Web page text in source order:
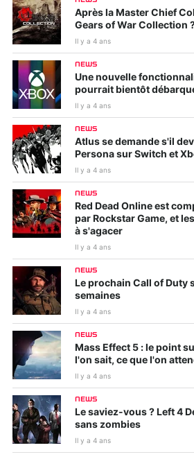
Après la Master Chief
Gears of War Collection
Il y a 4 ans
NEWS
Une nouvelle
pourrait bientôt
Il y a 4 ans
NEWS
Atlus se demande s'il
Persona sur Switch et
Il y a 4 ans
NEWS
Red Dead Online est
par Rockstar Game, et
à s'agacer
Il y a 4 ans
NEWS
Le prochain Call of Duty
semaines
Il y a 4 ans
NEWS
Mass Effect 5 : le point
l'on sait, ce que l'on
Il y a 4 ans
NEWS
Le saviez-vous ? Left 4
sans zombies
Il y a 4 ans